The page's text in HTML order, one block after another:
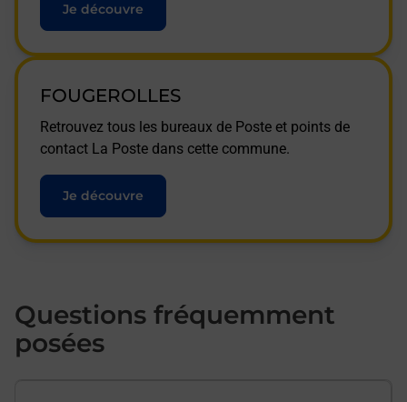
Je découvre
FOUGEROLLES
Retrouvez tous les bureaux de Poste et points de
contact La Poste dans cette commune.
Je découvre
Questions fréquemment
posées